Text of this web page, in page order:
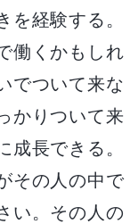
経験する。
働くかもしれ
でついて来な
かりついて来
長できる。
その人の中で
い。その人の